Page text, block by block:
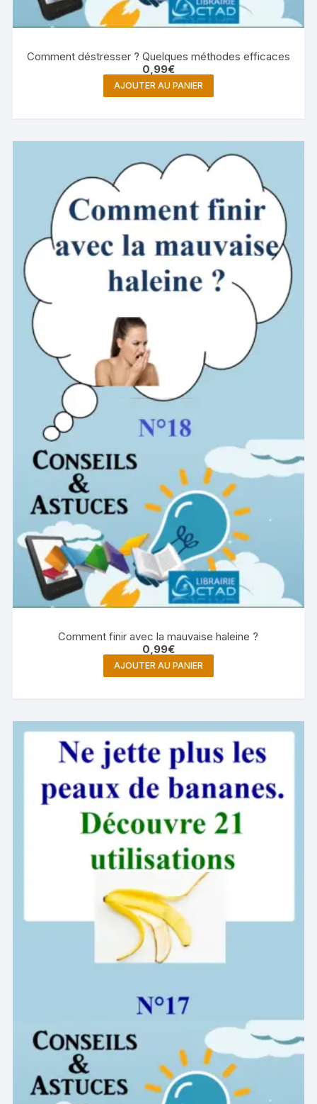
Comment déstresser ? Quelques méthodes efficaces
0,99€
AJOUTER AU PANIER
Comment finir avec la mauvaise haleine ?
0,99€
AJOUTER AU PANIER